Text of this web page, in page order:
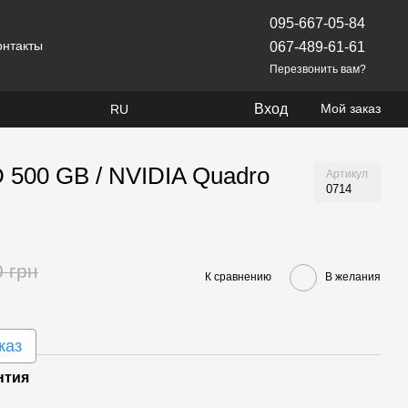
095-667-05-84
067-489-61-61
Перезвонить вам?
RU Вход Мой заказ
GB / NVIDIA Quadro
Артикул
0714
грн К сравнению В желания